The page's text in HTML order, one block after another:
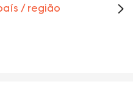
/ região